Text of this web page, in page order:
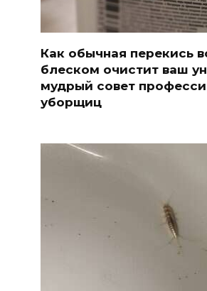
Как обычная перекись
блеском очистит ваш
мудрый совет
уборщиц